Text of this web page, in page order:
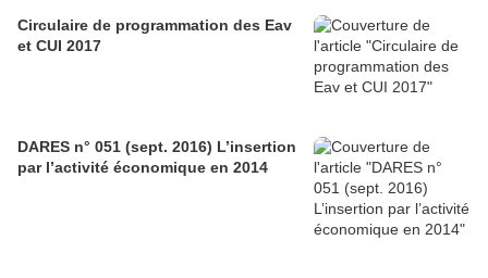
Circulaire de programmation des Eav
et CUI 2017
DARES n° 051 (sept. 2016) L’insertion
par l’activité économique en 2014